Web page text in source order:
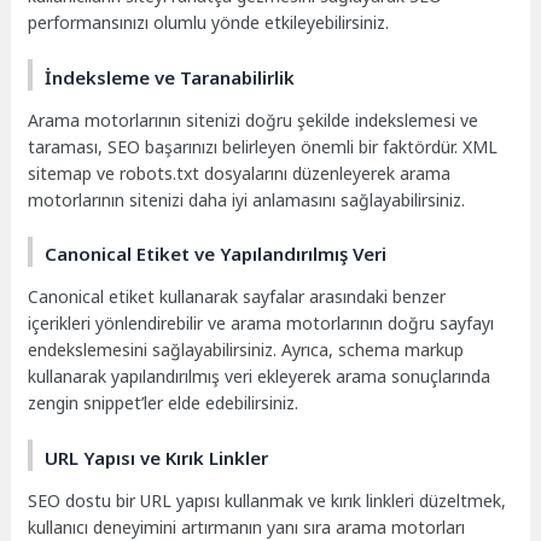
performansınızı olumlu yönde etkileyebilirsiniz.
İndeksleme ve Taranabilirlik
Arama motorlarının sitenizi doğru şekilde indekslemesi ve
taraması, SEO başarınızı belirleyen önemli bir faktördür. XML
sitemap ve robots.txt dosyalarını düzenleyerek arama
motorlarının sitenizi daha iyi anlamasını sağlayabilirsiniz.
Canonical Etiket ve Yapılandırılmış Veri
Canonical etiket kullanarak sayfalar arasındaki benzer
içerikleri yönlendirebilir ve arama motorlarının doğru sayfayı
endekslemesini sağlayabilirsiniz. Ayrıca, schema markup
kullanarak yapılandırılmış veri ekleyerek arama sonuçlarında
zengin snippet’ler elde edebilirsiniz.
URL Yapısı ve Kırık Linkler
SEO dostu bir URL yapısı kullanmak ve kırık linkleri düzeltmek,
kullanıcı deneyimini artırmanın yanı sıra arama motorları